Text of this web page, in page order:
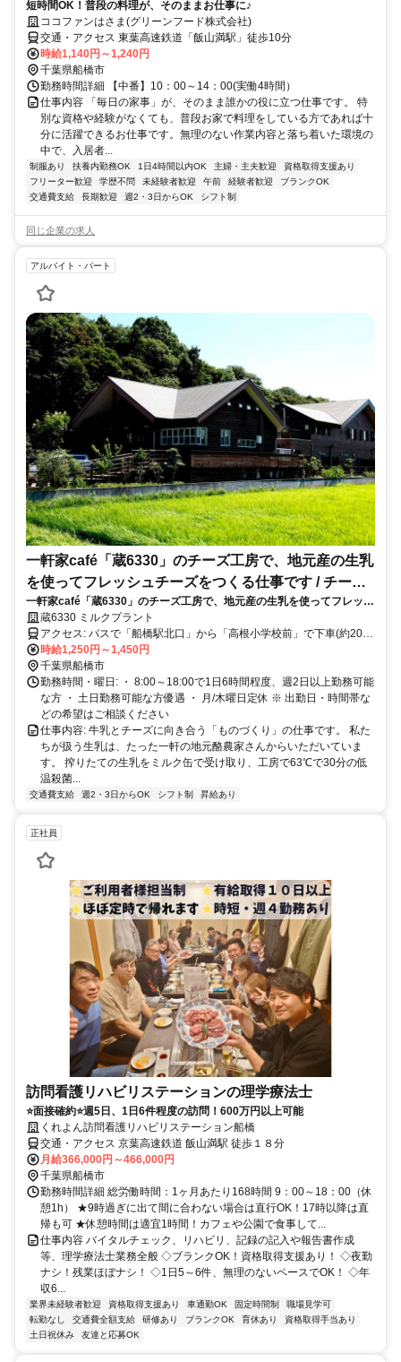
短時間OK！普段の料理が、そのままお仕事に♪
ココファンはさま(グリーンフード株式会社)
交通・アクセス 東葉高速鉄道「飯山満駅」徒歩10分
時給1,140円～1,240円
千葉県船橋市
勤務時間詳細 【中番】10：00～14：00(実働4時間）
仕事内容 「毎日の家事」が、そのまま誰かの役に立つ仕事です。 特
別な資格や経験がなくても、普段お家で料理をしている方であれば十
分に活躍できるお仕事です。無理のない作業内容と落ち着いた環境の
中で、入居者...
制服あり 扶養内勤務OK 1日4時間以内OK 主婦・主夫歓迎
資格取得支援あり
フリーター歓迎
学歴不問 未経験者歓迎 午前 経験者歓迎
ブランクOK
交通費支給
長期歓迎 週2・3日からOK シフト制
同じ企業の求人
アルバイト・パート
一軒家café「蔵6330」のチーズ工房で、地元産の生乳
を使ってフレッシュチーズをつくる仕事です / チーズ
職人･製造スタッフ
一軒家café「蔵6330」のチーズ工房で、地元産の生乳を使ってフレッシ
ュチーズをつくるお仕事です。
蔵6330 ミルクプラント
アクセス: バスで「船橋駅北口」から「高根小学校前」で下車(約20
分)、坂を下って徒歩3分 ※車・バイク通勤可
時給1,250円～1,450円
千葉県船橋市
勤務時間・曜日: ・ 8:00～18:00で1日6時間程度、週2日以上勤務可能
な方 ・ 土日勤務可能な方優遇 ・ 月/木曜日定休 ※ 出勤日・時間帯な
どの希望はご相談ください
仕事内容: 牛乳とチーズに向き合う「ものづくり」の仕事です。 私た
ちが扱う生乳は、たった一軒の地元酪農家さんからいただいていま
す。 搾りたての生乳をミルク缶で受け取り、工房で63℃で30分の低
温殺菌...
交通費支給 週2・3日からOK シフト制 昇給あり
正社員
訪問看護リハビリステーションの理学療法士
⭐面接確約⭐週5日、1日6件程度の訪問！600万円以上可能
くれよん訪問看護リハビリステーション船橋
交通・アクセス 京葉高速鉄道 飯山満駅 徒歩１８分
月給366,000円～466,000円
千葉県船橋市
勤務時間詳細 総労働時間：1ヶ月あたり168時間 9：00～18：00（休
憩1h） ★9時過ぎに出て間に合わない場合は直行OK！17時以降は直
帰も可 ★休憩時間は適宜1時間！カフェや公園で食事して...
仕事内容 バイタルチェック、リハビリ、記録の記入や報告書作成
等、理学療法士業務全般 ◇ブランクOK！資格取得支援あり！ ◇夜勤
ナシ！残業ほぼナシ！ ◇1日5～6件、無理のないペースでOK！ ◇年
収6...
業界未経験者歓迎 資格取得支援あり 車通勤OK 固定時間制
職場見学可
転勤なし
交通費全額支給 研修あり ブランクOK 育休あり
資格取得手当あり
土日祝休み
友達と応募OK